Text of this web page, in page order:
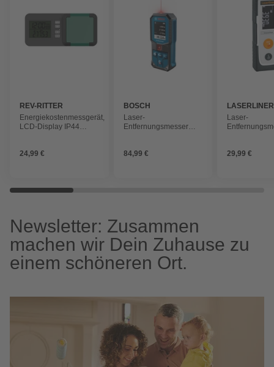
REV-RITTER
Energiekostenmessgerät,
LCD-Display IP44
24,99 €
BOSCH
PROFESSIONAL
Laser-
Entfernungsmesser
84,99 €
Laser-
grau/orange
29,99 €
Newsletter: Zusammen
machen wir Dein Zuhause zu
einem schöneren Ort.